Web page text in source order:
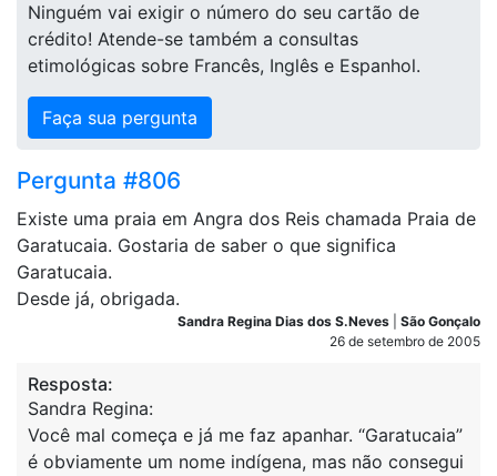
Ninguém vai exigir o número do seu cartão de
crédito! Atende-se também a consultas
etimológicas sobre Francês, Inglês e Espanhol.
Faça sua pergunta
Pergunta #806
Existe uma praia em Angra dos Reis chamada Praia de
Garatucaia. Gostaria de saber o que significa
Garatucaia.
Desde já, obrigada.
Sandra Regina Dias dos S.Neves
São Gonçalo
26 de setembro de 2005
Resposta:
Sandra Regina:
Você mal começa e já me faz apanhar. “Garatucaia”
é obviamente um nome indígena, mas não consegui